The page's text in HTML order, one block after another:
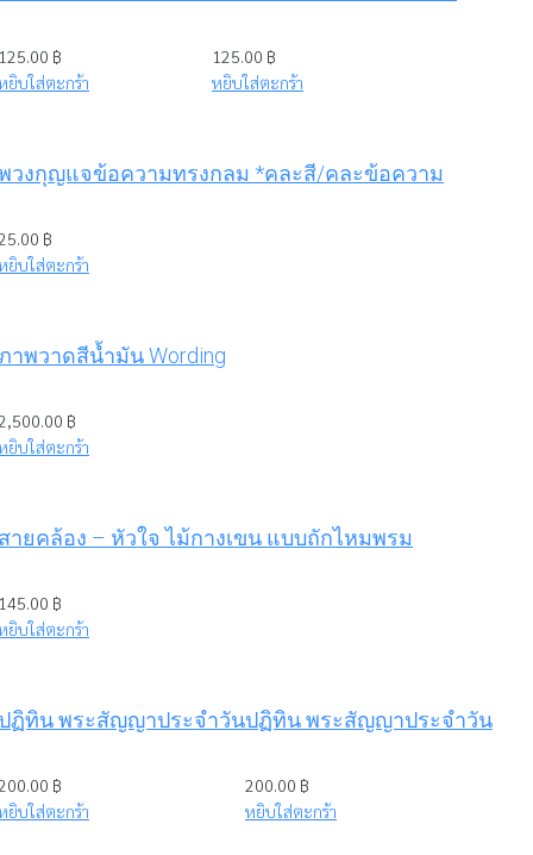
฿
ยิบใส่ตะกร้า
125.00 ฿
หยิบใส่ตะกร้า
วงกุญแจข้อความทรงกลม *คละสี/คละข้อความ
฿
ยิบใส่ตะกร้า
าพวาดสีน้ำมัน Wording
฿
ยิบใส่ตะกร้า
ายคล้อง – หัวใจ ไม้กางเขน แบบถักไหมพรม
฿
ยิบใส่ตะกร้า
ฏิทิน พระสัญญาประจำวัน
฿
ยิบใส่ตะกร้า
ปฏิทิน พระสัญญาประจำวัน
200.00 ฿
หยิบใส่ตะกร้า